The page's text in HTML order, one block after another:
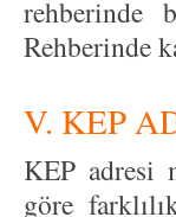
rehberinde
Rehberinde
V. KEP
KEP adresi
göre